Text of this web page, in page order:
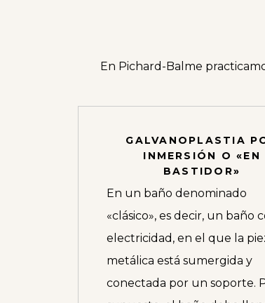
En Pichard-Balme
GALVANOPLASTIA
INMERSIÓN O «EN
BASTIDOR»
En un baño denominado
«clásico», es decir, un baño
electricidad, en el que la
metálica está sumergida y
conectada por un soporte.